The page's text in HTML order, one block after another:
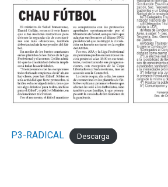
El complemento se jugó a otro
solidez del fondo kimberleño cada
Más allá de eso, en los primeros
tuvo dos claras para convertir el
lució en ambas con dos atajadas
Los cambios probados por Mario
en el pase en el pase final. Por su
movió el banco para darle media hora
P3-RADICAL Descarga